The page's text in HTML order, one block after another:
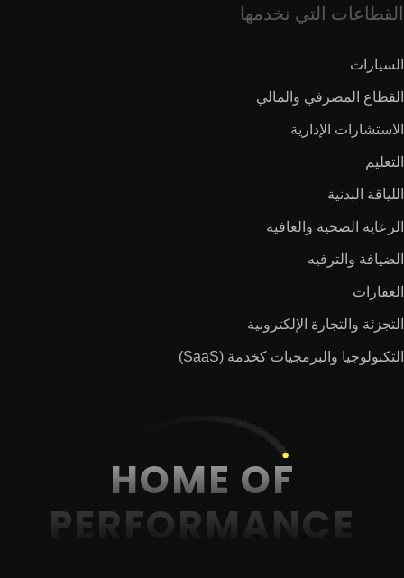
القطاعات التي نخدمها
السيارات
القطاع المصرفي والمالي
الاستشارات الإدارية
التعليم
اللياقة البدنية
الرعاية الصحية والعافية
الضيافة والترفيه
العقارات
التجزئة والتجارة الإلكترونية
التكنولوجيا والبرمجيات كخدمة (SaaS)
HOME OF
PERFORMANCE